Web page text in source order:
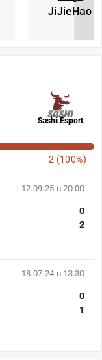
JiJieHao
Sashi Esport
2 (100%)
12.09.25 в 20:00
0
2
18.07.24 в 13:30
0
1